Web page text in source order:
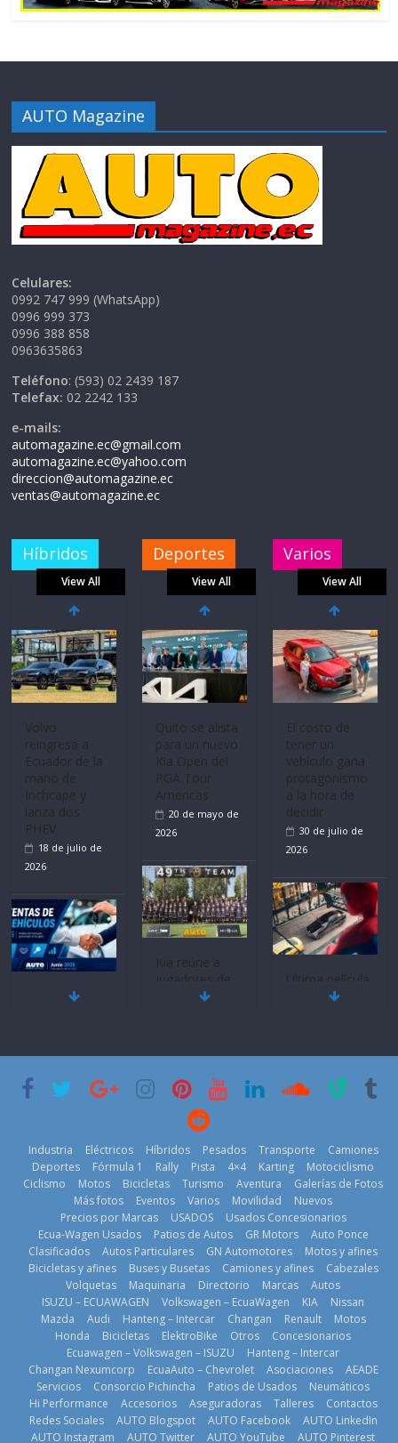
AUTO Magazine
Celulares:
0992 747 999 (WhatsApp)
0996 999 373
0996 388 858
0963635863
Teléfono: (593) 02 2439 187
Telefax: 02 2242 133
e-mails:
automagazine.ec@gmail.com
automagazine.ec@yahoo.com
direccion@automagazine.ec
ventas@automagazine.ec
Híbridos
View All
Volvo
reingresa a
Ecuador de la
mano de
Inchcape y
lanza dos
PHEV
2026
Mercado
automotor
semestre en la
11 de julio de
BMW, Toyota,
Bosch y
Repsol
prueban flota
que usa
gasolina 100%
renovable
25 de julio de
Deportes
View All
La FEDAK
recibe 12
Sinotruk
Bolden para
de La Vuelta
31 de julio de
2026
Quito se alista
para un nuevo
Kia Open del
Americas
20 de mayo de
Kia reúne a
jugadores de
fútbol de todo
el mundo en
‘Kia OMBC
Cup’
6 de mayo de
2026
La Vuelta al
Ecuador 2026,
edición 47ª,
recorre 7
Varios
View All
El costo de
tener un
vehículo gana
protagonismo
a la hora de
decidir
Ultima película
‘Spider‑Man:
Brand New
BMW
29 de julio de
2026
¿Qué puede
pasar con tu
vehículo si
permanece
varios días sin
usar?
3 de agosto de
Industria Eléctricos Híbridos Pesados Transporte
Camiones
Deportes
Fórmula 1 Rally Pista 4×4 Karting
Motociclismo
Ciclismo
Motos Bicicletas Turismo Aventura
Galerías de Fotos
Más fotos
Eventos Varios Movilidad
Nuevos
Precios por Marcas
USADOS
Usados Concesionarios
Ecua-Wagen Usados
Patios de Autos GR Motors
Auto Ponce
Clasificados
Autos Particulares GN Automotores
Motos y afines
Bicicletas y afines
Buses y Busetas Camiones y afines
Cabezales
Volquetas
Maquinaria Directorio Marcas
Autos
ISUZU – ECUAWAGEN
Volkswagen – EcuaWagen KIA
Nissan
Mazda
Audi Hanteng – Intercar Changan Renault
Motos
Honda
Bicicletas ElektroBike Otros
Concesionarios
Ecuawagen – Volkswagen – ISUZU
Hanteng – Intercar
Changan Nexumcorp
EcuaAuto – Chevrolet Asociaciones
AEADE
Servicios
Consorcio Pichincha Patios de Usados
Neumáticos
Hi Performance
Accesorios Aseguradoras Talleres
Contactos
Redes Sociales
AUTO Blogspot AUTO Facebook
AUTO LinkedIn
AUTO Instagram
AUTO Twitter AUTO YouTube AUTO Pinterest